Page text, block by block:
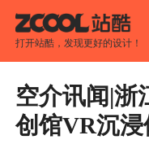
打开站酷，发现更好的设计！
空介讯闻|浙
创馆VR沉浸